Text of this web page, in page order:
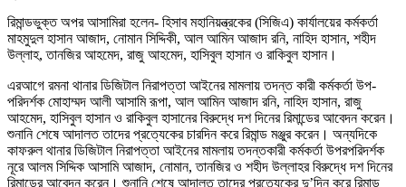
রিমান্ডভুক্ত অপর আসামিরা হলেন- হিসাব মহানিয়ন্ত্রকের (সিজিএ) কার্যালয়ের কর্মকর্তা
মাহমুদুল হাসান আজাদ, নোমান সিদ্দিকী, আল আমিন আজাদ রনি, নাহিদ হাসান, শহীদ
উল্লাহ, তানজির আহমেদ, রাজু আহমেদ, হাসিবুল হাসান ও রাকিবুল হাসান।
এরআগে রমনা থানার ডিজিটাল নিরাপত্তা আইনের মামলায় তদন্ত কারী কর্মকর্তা উপ-
পরিদর্শক মোহাম্মদ আলী আসামি রূপা, আল আমিন আজাদ রনি, নাহিদ হাসান, রাজু
আহমেদ, হাসিবুল হাসান ও রাকিবুল হাসানের বিরুদ্ধে দশ দিনের রিমান্ডের আবেদন করেন।
শুনানি শেষে আদালত তাদের প্রত্যেকের চারদিন করে রিমান্ড মঞ্জুর করেন। অন্যদিকে
কাফরুল থানার ডিজিটাল নিরাপত্তা আইনের মামলায় তদন্তকারী কর্মকর্তা উপরপরিদর্শক
নূরে আলম সিদ্দিক আসামি আজাদ, নোমান, তানজির ও শহীদ উল্লাহর বিরুদ্ধে দশ দিনের
রিমান্ডের আবেদন করেন। শুনানি শেষে আদালত তাদের প্রত্যেকের দু’দিন করে রিমান্ড